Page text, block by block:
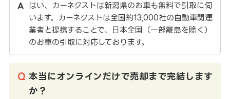
はい、カーネクストは新潟県のお車も無料で引取に伺
います。カーネクストは全国約13,000社の自動車関連
業者と提携することで、日本全国（一部離島を除く）
のお車の引取に対応しております。
本当にオンラインだけで売却まで完結します
か？